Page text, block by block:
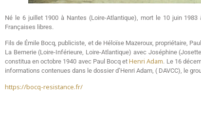
Né le 6 juillet 1900 à Nantes (Loire-Atlantique), mort le 10 juin
Françaises libres.
Fils de Émile Bocq, publiciste, et de Héloïse Mazeroux, propriétaire,
La Bernerie (Loire-Inférieure, Loire-Atlantique) avec Joséphine
constitua en octobre 1940 avec Paul Bocq etHenri Adam. Le 16
informations contenues dans le dossier d’Henri Adam, ( DAVCC), le
https://bocq-resistance.fr/